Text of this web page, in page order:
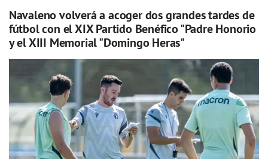
Navaleno volverá a acoger dos grandes tardes de
fútbol con el XIX Partido Benéfico "Padre Honorio
y el XIII Memorial "Domingo Heras"